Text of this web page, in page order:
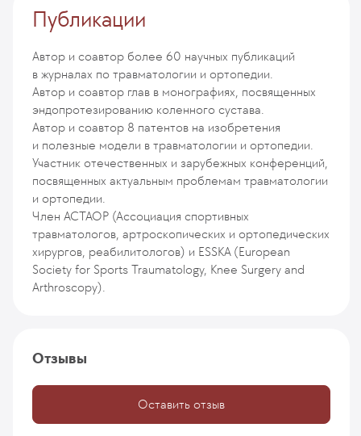
Публикации
Автор и соавтор более 60 научных публикаций
в журналах по травматологии и ортопедии.
Автор и соавтор глав в монографиях, посвященных
эндопротезированию коленного сустава.
Автор и соавтор 8 патентов на изобретения
и полезные модели в травматологии и ортопедии.
Участник отечественных и зарубежных конференций,
посвященных актуальным проблемам травматологии
и ортопедии.
Член АСТАОР (Ассоциация спортивных
травматологов, артроскопических и ортопедических
хирургов, реабилитологов) и ESSKA (European
Society for Sports Traumatology, Knee Surgery and
Arthroscopy).
Отзывы
Оставить отзыв